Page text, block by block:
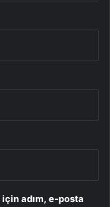
adım, e-posta